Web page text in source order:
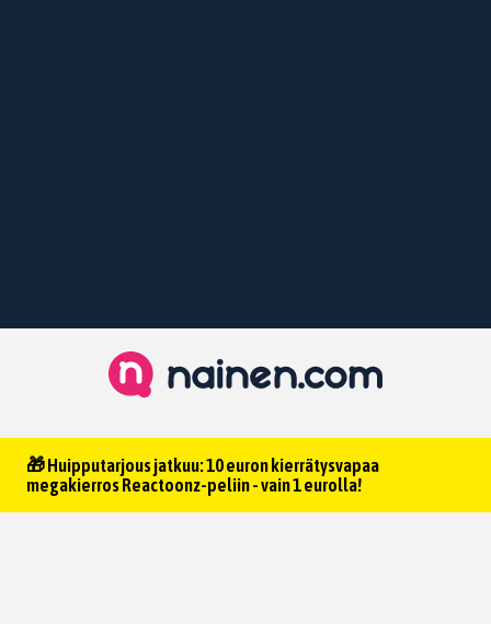
🎁 Huipputarjous jatkuu: 10 euron kierrätysvapaa
megakierros Reactoonz-peliin - vain 1 eurolla!